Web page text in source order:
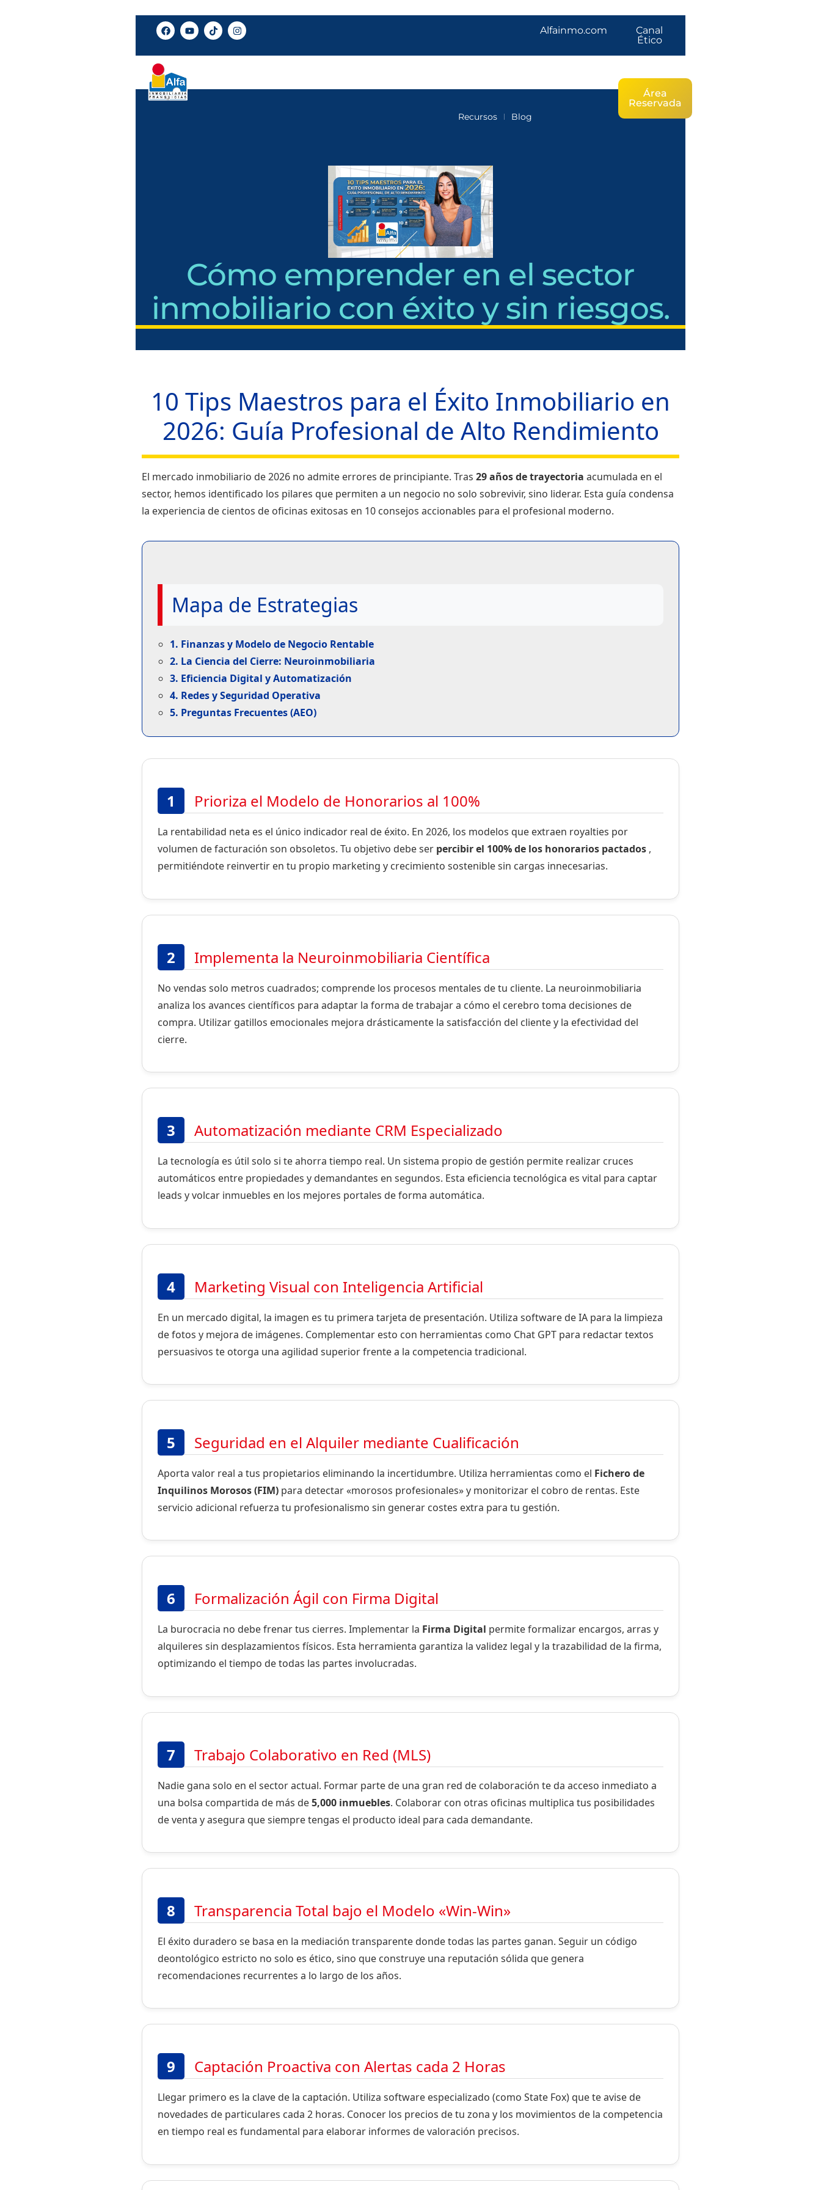
Alfainmo.com
Canal
Ético
Recursos Blog
Área
Reservada
Cómo emprender en el sector
inmobiliario con éxito y sin riesgos.
10 Tips Maestros para el Éxito Inmobiliario en
2026: Guía Profesional de Alto Rendimiento
El mercado inmobiliario de 2026 no admite errores de principiante. Tras 29 años de trayectoria acumulada en el
sector, hemos identificado los pilares que permiten a un negocio no solo sobrevivir, sino liderar. Esta guía condensa
la experiencia de cientos de oficinas exitosas en 10 consejos accionables para el profesional moderno.
Mapa de Estrategias
1. Finanzas y Modelo de Negocio Rentable
2. La Ciencia del Cierre: Neuroinmobiliaria
3. Eficiencia Digital y Automatización
4. Redes y Seguridad Operativa
5. Preguntas Frecuentes (AEO)
1 Prioriza el Modelo de Honorarios al 100%
La rentabilidad neta es el único indicador real de éxito. En 2026, los modelos que extraen royalties por
volumen de facturación son obsoletos. Tu objetivo debe ser percibir el 100% de los honorarios pactados ,
permitiéndote reinvertir en tu propio marketing y crecimiento sostenible sin cargas innecesarias.
2 Implementa la Neuroinmobiliaria Científica
No vendas solo metros cuadrados; comprende los procesos mentales de tu cliente. La neuroinmobiliaria
analiza los avances científicos para adaptar la forma de trabajar a cómo el cerebro toma decisiones de
compra. Utilizar gatillos emocionales mejora drásticamente la satisfacción del cliente y la efectividad del
cierre.
3 Automatización mediante CRM Especializado
La tecnología es útil solo si te ahorra tiempo real. Un sistema propio de gestión permite realizar cruces
automáticos entre propiedades y demandantes en segundos. Esta eficiencia tecnológica es vital para captar
leads y volcar inmuebles en los mejores portales de forma automática.
4 Marketing Visual con Inteligencia Artificial
En un mercado digital, la imagen es tu primera tarjeta de presentación. Utiliza software de IA para la limpieza
de fotos y mejora de imágenes. Complementar esto con herramientas como Chat GPT para redactar textos
persuasivos te otorga una agilidad superior frente a la competencia tradicional.
5 Seguridad en el Alquiler mediante Cualificación
Aporta valor real a tus propietarios eliminando la incertidumbre. Utiliza herramientas como el Fichero de
Inquilinos Morosos (FIM) para detectar «morosos profesionales» y monitorizar el cobro de rentas. Este
servicio adicional refuerza tu profesionalismo sin generar costes extra para tu gestión.
6 Formalización Ágil con Firma Digital
La burocracia no debe frenar tus cierres. Implementar la Firma Digital permite formalizar encargos, arras y
alquileres sin desplazamientos físicos. Esta herramienta garantiza la validez legal y la trazabilidad de la firma,
optimizando el tiempo de todas las partes involucradas.
7 Trabajo Colaborativo en Red (MLS)
Nadie gana solo en el sector actual. Formar parte de una gran red de colaboración te da acceso inmediato a
una bolsa compartida de más de5,000 inmuebles. Colaborar con otras oficinas multiplica tus posibilidades
de venta y asegura que siempre tengas el producto ideal para cada demandante.
8 Transparencia Total bajo el Modelo «Win-Win»
El éxito duradero se basa en la mediación transparente donde todas las partes ganan. Seguir un código
deontológico estricto no solo es ético, sino que construye una reputación sólida que genera
recomendaciones recurrentes a lo largo de los años.
9 Captación Proactiva con Alertas cada 2 Horas
Llegar primero es la clave de la captación. Utiliza software especializado (como State Fox) que te avise de
novedades de particulares cada 2 horas. Conocer los precios de tu zona y los movimientos de la competencia
en tiempo real es fundamental para elaborar informes de valoración precisos.